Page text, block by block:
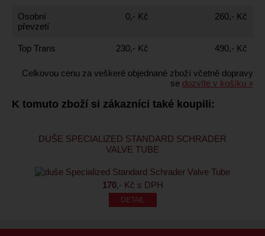
Osobní
převzetí
0,- Kč 260,- Kč
Top Trans 230,- Kč 490,- Kč
Celkovou cenu za veškeré objednané zboží včetně dopravy
se dozvíte v košíku »
K tomuto zboží si zákazníci také koupili:
DUŠE SPECIALIZED STANDARD SCHRADER
VALVE TUBE
170,- Kč s DPH